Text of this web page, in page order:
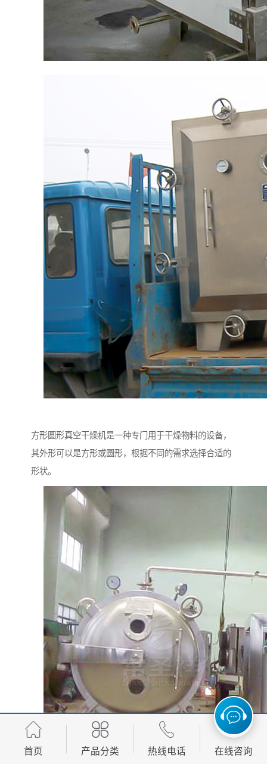
方形圆形真空干燥机是一种专门用于干燥物料的设备，
其外形可以是方形或圆形，根据不同的需求选择合适的
形状。
首页 产品分类 热线电话 在线咨询